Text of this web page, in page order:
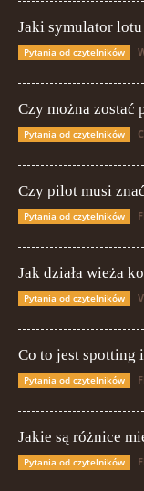
Jaki symulator
Pytania od czytelników
Czy można zostać
Pytania od czytelników
Czy pilot musi
Pytania od czytelników
Jak działa wieża
Pytania od czytelników
Co to jest spotting
Pytania od czytelników
Jakie są różnice
Pytania od czytelników